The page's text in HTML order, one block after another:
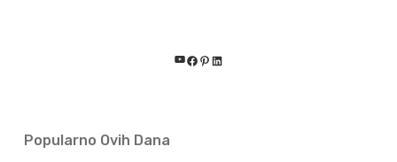
YouTube
Facebook
Pinterest
LinkedIn
Popularno Ovih Dana